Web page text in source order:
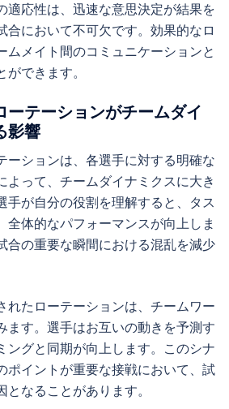
適応性は、迅速な意思決定が結果を
合において不可欠です。効果的なロ
ムメイト間のコミュニケーションと
できます。
ーテーションがチームダイ
影響
ーションは、各選手に対する明確な
よって、チームダイナミクスに大き
手が自分の役割を理解すると、タス
全体的なパフォーマンスが向上しま
合の重要な瞬間における混乱を減少
れたローテーションは、チームワー
ます。選手はお互いの動きを予測す
ングと同期が向上します。このシナ
ポイントが重要な接戦において、試
なることがあります。